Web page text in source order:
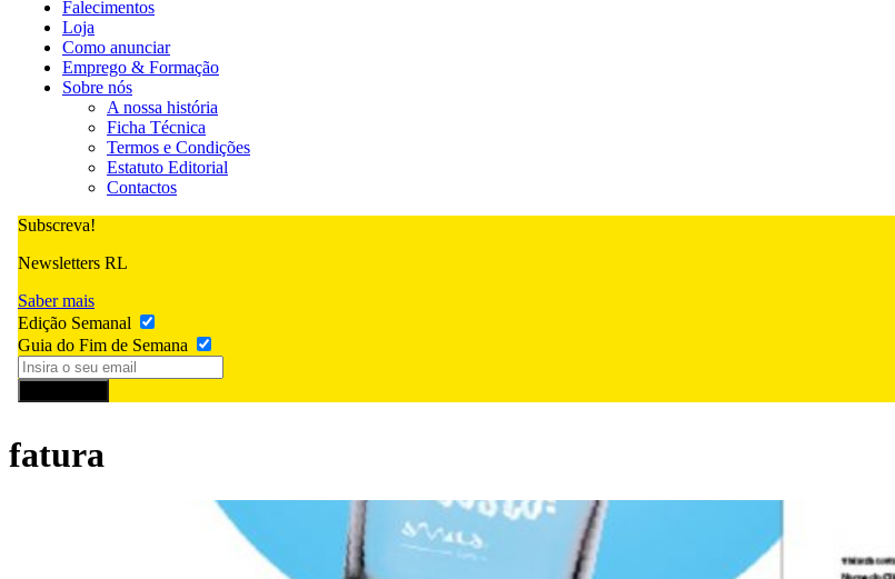
Falecimentos
Loja
Como anunciar
Emprego & Formação
Sobre nós
A nossa história
Ficha Técnica
Termos e Condições
Estatuto Editorial
Contactos
Subscreva!
Newsletters RL
Saber mais
Edição Semanal
Guia do Fim de Semana
fatura